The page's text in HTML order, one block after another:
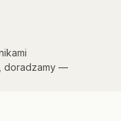
doradzamy —